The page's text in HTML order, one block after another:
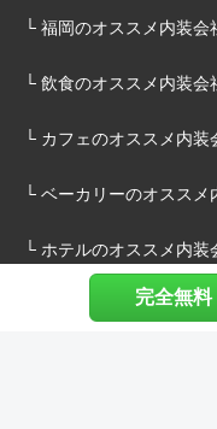
完全無
└ 福岡のオススメ内装会
└ 飲食のオススメ内装会
└ カフェのオススメ内装
└ ベーカリーのオススメ
└ ホテルのオススメ内装